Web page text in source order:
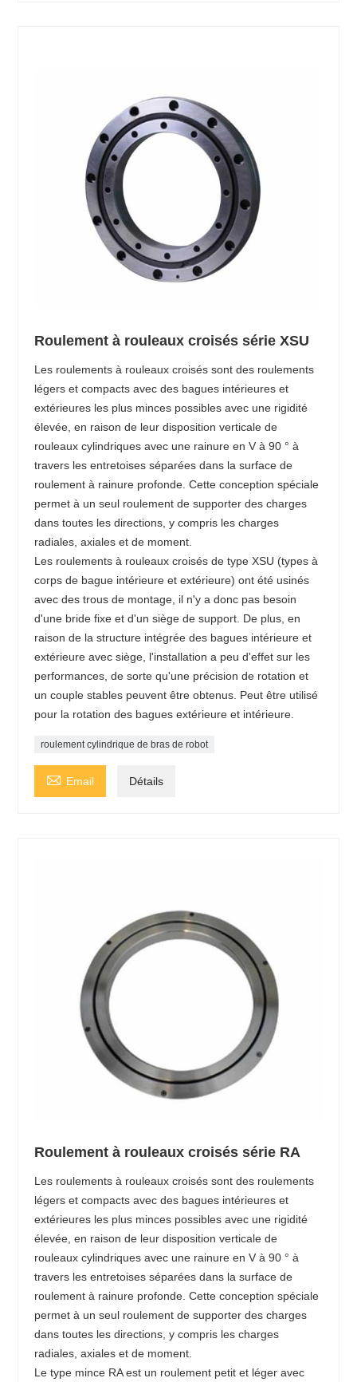
Roulement à rouleaux croisés série XSU
Les roulements à rouleaux croisés sont des roulements
légers et compacts avec des bagues intérieures et
extérieures les plus minces possibles avec une rigidité
élevée, en raison de leur disposition verticale de
rouleaux cylindriques avec une rainure en V à 90 ° à
travers les entretoises séparées dans la surface de
roulement à rainure profonde. Cette conception spéciale
permet à un seul roulement de supporter des charges
dans toutes les directions, y compris les charges
radiales, axiales et de moment.
Les roulements à rouleaux croisés de type XSU (types à
corps de bague intérieure et extérieure) ont été usinés
avec des trous de montage, il n'y a donc pas besoin
d'une bride fixe et d'un siège de support. De plus, en
raison de la structure intégrée des bagues intérieure et
extérieure avec siège, l'installation a peu d'effet sur les
performances, de sorte qu'une précision de rotation et
un couple stables peuvent être obtenus. Peut être utilisé
pour la rotation des bagues extérieure et intérieure.
roulement cylindrique de bras de robot
 Email Détails
Roulement à rouleaux croisés série RA
Les roulements à rouleaux croisés sont des roulements
légers et compacts avec des bagues intérieures et
extérieures les plus minces possibles avec une rigidité
élevée, en raison de leur disposition verticale de
rouleaux cylindriques avec une rainure en V à 90 ° à
travers les entretoises séparées dans la surface de
roulement à rainure profonde. Cette conception spéciale
permet à un seul roulement de supporter des charges
dans toutes les directions, y compris les charges
radiales, axiales et de moment.
Le type mince RA est un roulement petit et léger avec